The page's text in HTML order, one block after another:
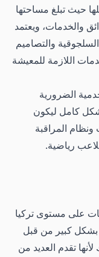
حيث تبلغ مساحتها
والخدمات، ويعتمد
والتصاميم
اللازمة للمعيشة
الضرورية
كامل ليكون
ونظام المراقبة
رياضية.
على مستوى تركيا
بشكل كبير من قبل
تقدم العديد من